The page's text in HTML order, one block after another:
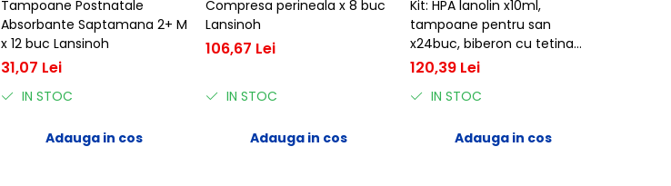
Tampoane Postnatale
Absorbante Saptamana 2+ M
x 12 buc Lansinoh
31,07 Lei
IN STOC
Adauga in cos
Compresa perineala x 8 buc
Lansinoh
106,67 Lei
IN STOC
Adauga in cos
Kit: HPA lanolin x10ml,
tampoane pentru san
x24buc, biberon cu tetina
NaturalWave® x1buc
120,39 Lei
IN STOC
Adauga in cos